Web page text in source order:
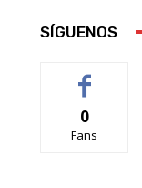
SÍGUENOS
0
Fans